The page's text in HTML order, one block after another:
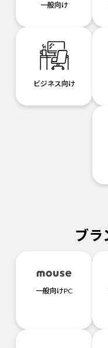
一般向け
ビジネス向け
ブラ
一般向けPC